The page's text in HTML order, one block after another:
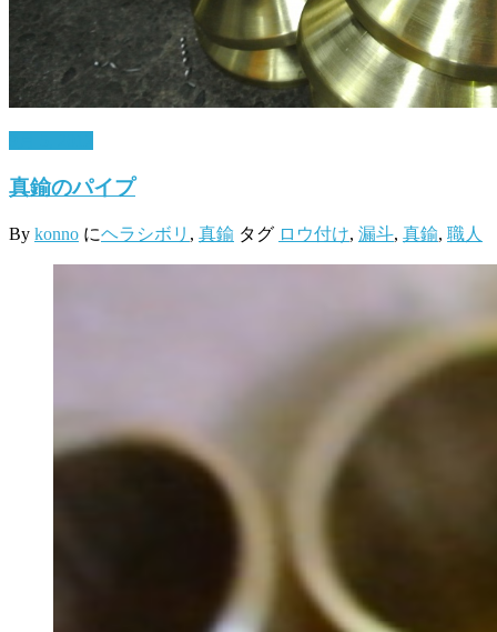
真鍮のパイプ
By konno にヘラシボリ , 真鍮 タグ ロウ付け, 漏斗, 真鍮, 職人